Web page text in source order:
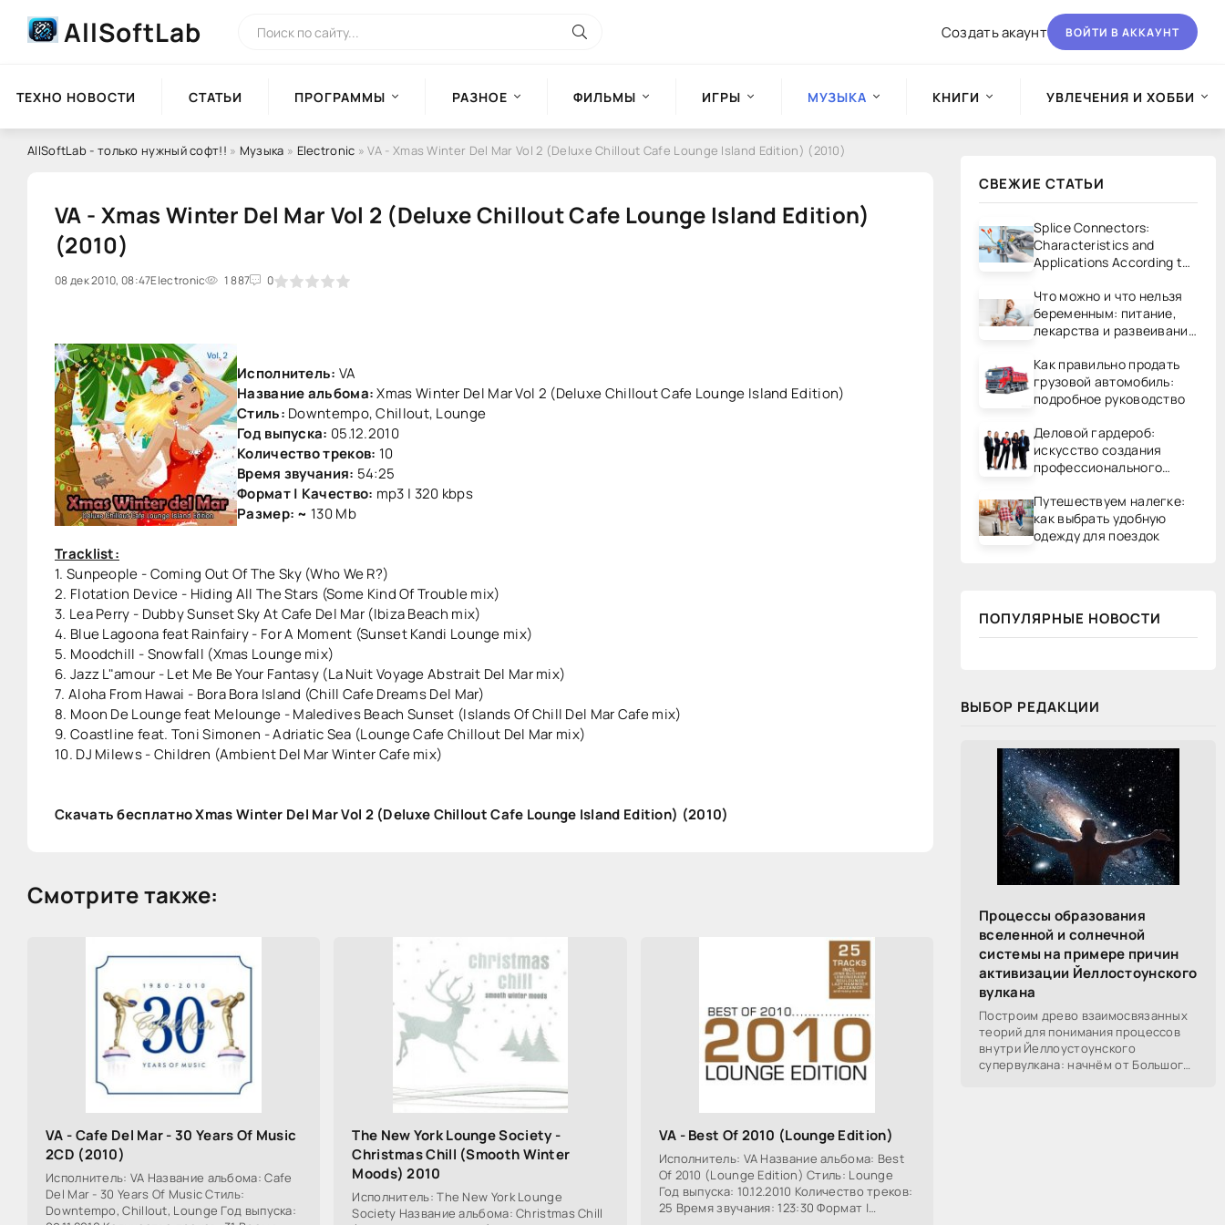
AllSoftLab Создать акаунт ВОЙТИ В АККАУНТ
ТЕХНО НОВОСТИ СТАТЬИ ПРОГРАММЫ РАЗНОЕ ФИЛЬМЫ ИГРЫ МУЗЫКА КНИГИ УВЛЕЧЕНИЯ И ХОББИ
AllSoftLab - только нужный софт!! » Музыка » Electronic » VA - Xmas Winter Del Mar Vol 2 (Deluxe Chillout Cafe Lounge Island Edition) (2010)
VA - Xmas Winter Del Mar Vol 2 (Deluxe Chillout Cafe Lounge Island Edition)
(2010)
08 дек 2010, 08:47Electronic 1 887 0
0 1 2 3 4 5
Исполнитель: VA
Название альбома:Xmas Winter Del Mar Vol 2 (Deluxe Chillout Cafe Lounge Island Edition)
Стиль: Downtempo, Chillout, Lounge
Год выпуска: 05.12.2010
Количество треков: 10
Время звучания: 54:25
Формат | Качество: mp3 | 320 kbps
Размер: ~ 130 Mb
Tracklist:
1. Sunpeople - Coming Out Of The Sky (Who We R?)
2. Flotation Device - Hiding All The Stars (Some Kind Of Trouble mix)
3. Lea Perry - Dubby Sunset Sky At Cafe Del Mar (Ibiza Beach mix)
4. Blue Lagoona feat Rainfairy - For A Moment (Sunset Kandi Lounge mix)
5. Moodchill - Snowfall (Xmas Lounge mix)
6. Jazz L"amour - Let Me Be Your Fantasy (La Nuit Voyage Abstrait Del Mar mix)
7. Aloha From Hawai - Bora Bora Island (Chill Cafe Dreams Del Mar)
8. Moon De Lounge feat Melounge - Maledives Beach Sunset (Islands Of Chill Del Mar Cafe mix)
9. Coastline feat. Toni Simonen - Adriatic Sea (Lounge Cafe Chillout Del Mar mix)
10. DJ Milews - Children (Ambient Del Mar Winter Cafe mix)
Скачать бесплатно Xmas Winter Del Mar Vol 2 (Deluxe Chillout Cafe Lounge Island Edition) (2010)
Смотрите также:
VA - Cafe Del Mar - 30 Years Of Music
2CD (2010)
Исполнитель: VA Название альбома: Cafe
Del Mar - 30 Years Of Music Стиль:
Downtempo, Chillout, Lounge Год выпуска:
The New York Lounge Society -
Christmas Chill (Smooth Winter
Moods) 2010
Исполнитель: The New York Lounge
Society Название альбома: Christmas Chill
VA - Best Of 2010 (Lounge Edition)
Исполнитель: VA Название альбома: Best
Of 2010 (Lounge Edition) Стиль: Lounge
Год выпуска: 10.12.2010 Количество треков:
25 Время звучания: 123:30 Формат |
СВЕЖИЕ СТАТЬИ
Splice Connectors:
Characteristics and
Applications According to
Что можно и что нельзя
беременным: питание,
лекарства и развеивание
Как правильно продать
грузовой автомобиль:
подробное руководство
Деловой гардероб:
искусство создания
профессионального
Путешествуем налегке:
как выбрать удобную
одежду для поездок
ПОПУЛЯРНЫЕ НОВОСТИ
ВЫБОР РЕДАКЦИИ
Процессы образования
вселенной и солнечной
системы на примере причин
активизации Йеллостоунского
вулкана
Построим древо взаимосвязанных
теорий для понимания процессов
внутри Йеллоустоунского
супервулкана: начнём от Большого